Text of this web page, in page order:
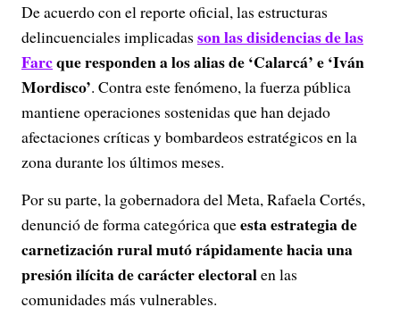
De acuerdo con el reporte oficial, las estructuras
delincuenciales implicadas son lasdisidencias de las
Farcque responden a los alias de ‘Calarcá’e ‘Iván
Mordisco’. Contra este fenómeno, la fuerza pública
mantiene operaciones sostenidas que han dejado
afectaciones críticas y bombardeos estratégicos en la
zona durante los últimos meses.
Por su parte, la gobernadora del Meta, Rafaela Cortés,
denunció de forma categórica queesta estrategia de
carnetización rural mutó rápidamente hacia una
presión ilícita de carácter electoralen las
comunidades más vulnerables.